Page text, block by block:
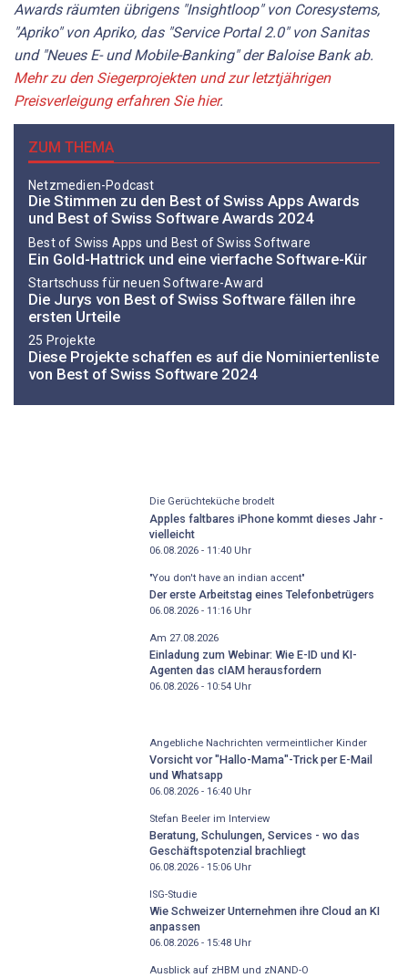
Awards räumten übrigens "Insightloop" von Coresystems,
"Apriko" von Apriko, das "Service Portal 2.0" von Sanitas
und "Neues E- und Mobile-Banking" der Baloise Bank ab.
Mehr zu den Siegerprojekten und zur letztjährigen
Preisverleigung erfahren Sie hier.
ZUM THEMA
Netzmedien-Podcast
Die Stimmen zu den Best of Swiss Apps Awards
und Best of Swiss Software Awards 2024
Best of Swiss Apps und Best of Swiss Software
Ein Gold-Hattrick und eine vierfache Software-Kür
Startschuss für neuen Software-Award
Die Jurys von Best of Swiss Software fällen ihre
ersten Urteile
25 Projekte
Diese Projekte schaffen es auf die Nominiertenliste
von Best of Swiss Software 2024
Die Gerüchteküche brodelt
Apples faltbares iPhone kommt dieses Jahr -
vielleicht
06.08.2026 - 11:40Uhr
"You don't have an indian accent"
Der erste Arbeitstag eines Telefonbetrügers
06.08.2026 - 11:16Uhr
Am 27.08.2026
Einladung zum Webinar: Wie E-ID und KI-
Agenten das cIAM herausfordern
06.08.2026 - 10:54Uhr
Angebliche Nachrichten vermeintlicher Kinder
Vorsicht vor "Hallo-Mama"-Trick per E-Mail
und Whatsapp
06.08.2026 - 16:40Uhr
Stefan Beeler im Interview
Beratung, Schulungen, Services - wo das
Geschäftspotenzial brachliegt
06.08.2026 - 15:06Uhr
ISG-Studie
Wie Schweizer Unternehmen ihre Cloud an KI
anpassen
06.08.2026 - 15:48Uhr
Ausblick auf zHBM und zNAND-O